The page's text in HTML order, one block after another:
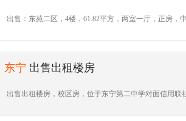
出售：东苑二区，4楼，61.82平方，两室一厅，正房，
东宁 出售出租楼房
出售出租楼房，校区房，位于东宁第二中学对面信用联